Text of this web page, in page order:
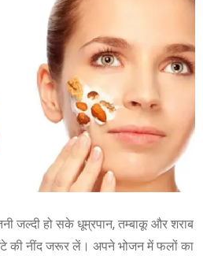
जल्दी हो सके धूम्रपान, तम्बाकू और शराब
नींद जरूर लें। अपने भोजन में फलों का